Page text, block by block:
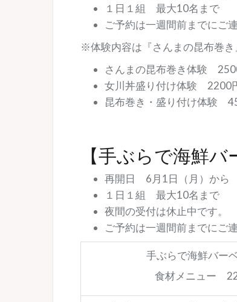
１日１組 最大10名まで
ご予約は一週間前までにご
※体験内容は『さんまの昆布巻き
さんまの昆布巻き体験
女川丼盛り付け体験 2200
昆布巻き・盛り付け体験
【手ぶらで海鮮バ
再開日 6月1日（月）から
１日１組 最大10名まで
夜間の受付は休止中です。
ご予約は一週間前までにご
手ぶらで海鮮バー
食材メニュー